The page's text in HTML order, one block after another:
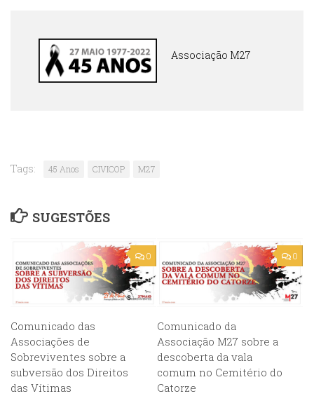
Associação M27
Tags: 45 Anos CIVICOP M27
SUGESTÕES
0
Comunicado das
Associações de
Sobreviventes sobre a
subversão dos Direitos
das Vítimas
0
Comunicado da
Associação M27 sobre a
descoberta da vala
comum no Cemitério do
Catorze